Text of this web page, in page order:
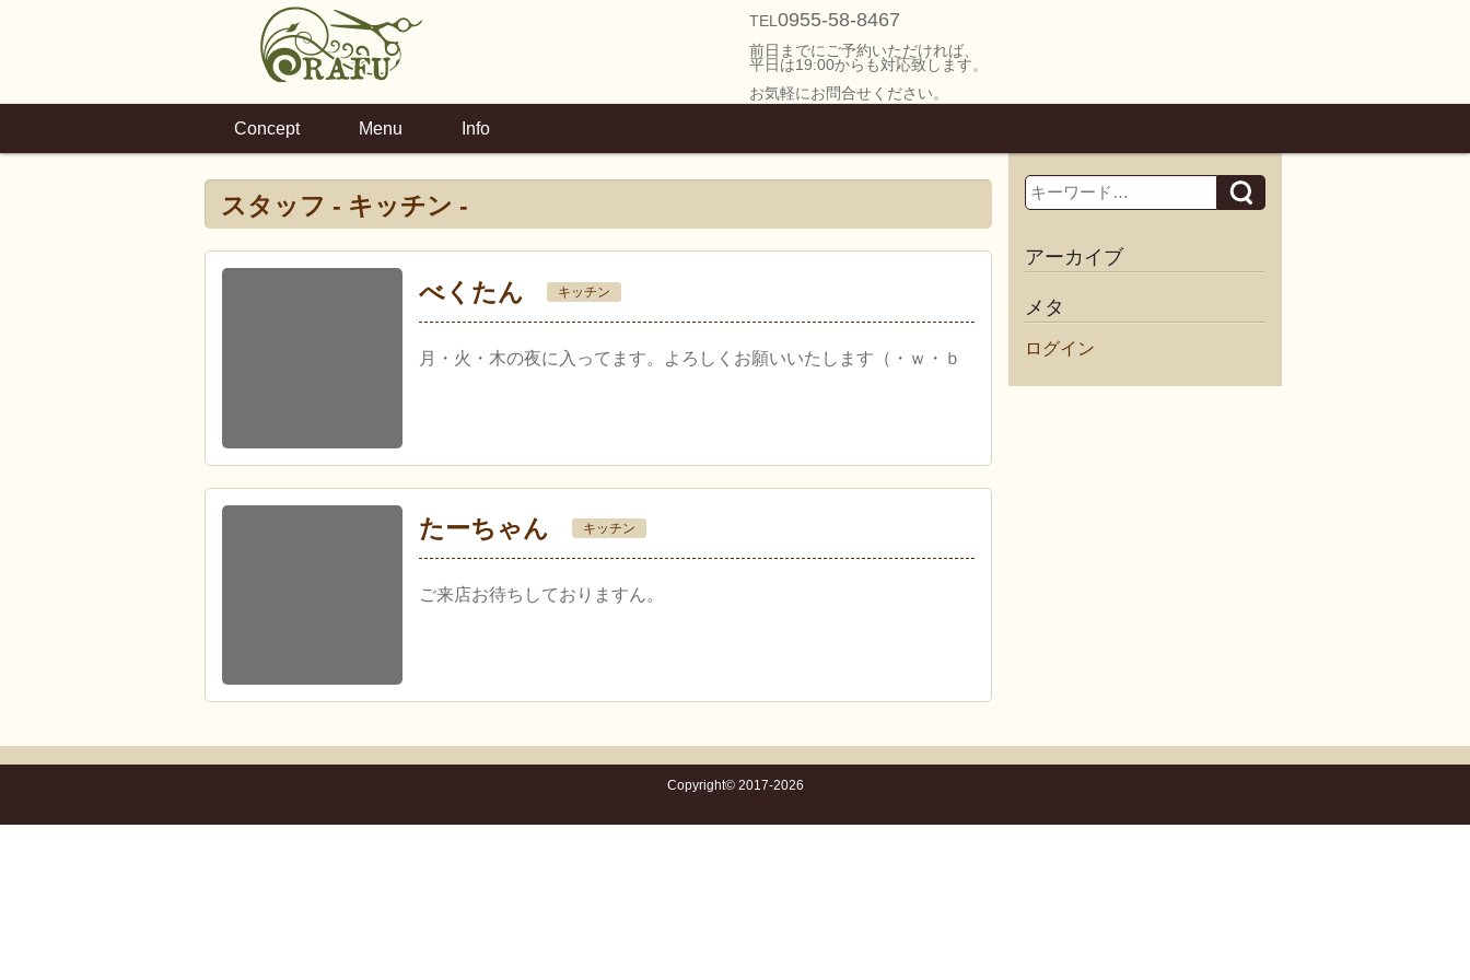
TEL0955-58-8467
前日までにご予約いただければ、
平日は19:00からも対応致します。
お気軽にお問合せください。
Concept Menu Info
スタッフ - キッチン -
べくたん キッチン
月・火・木の夜に入ってます。よろしくお願いいたします（・ｗ・ｂ
たーちゃん キッチン
ご来店お待ちしておりますん。
Search
アーカイブ
メタ
ログイン
Copyright© 2017-2026